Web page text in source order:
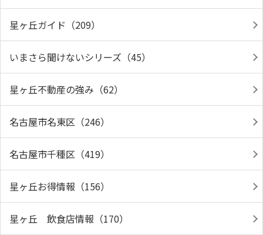
星ヶ丘ガイド（209）
いまさら聞けないシリーズ（45）
星ヶ丘不動産の強み（62）
名古屋市名東区（246）
名古屋市千種区（419）
星ヶ丘お得情報（156）
星ヶ丘 飲食店情報（170）